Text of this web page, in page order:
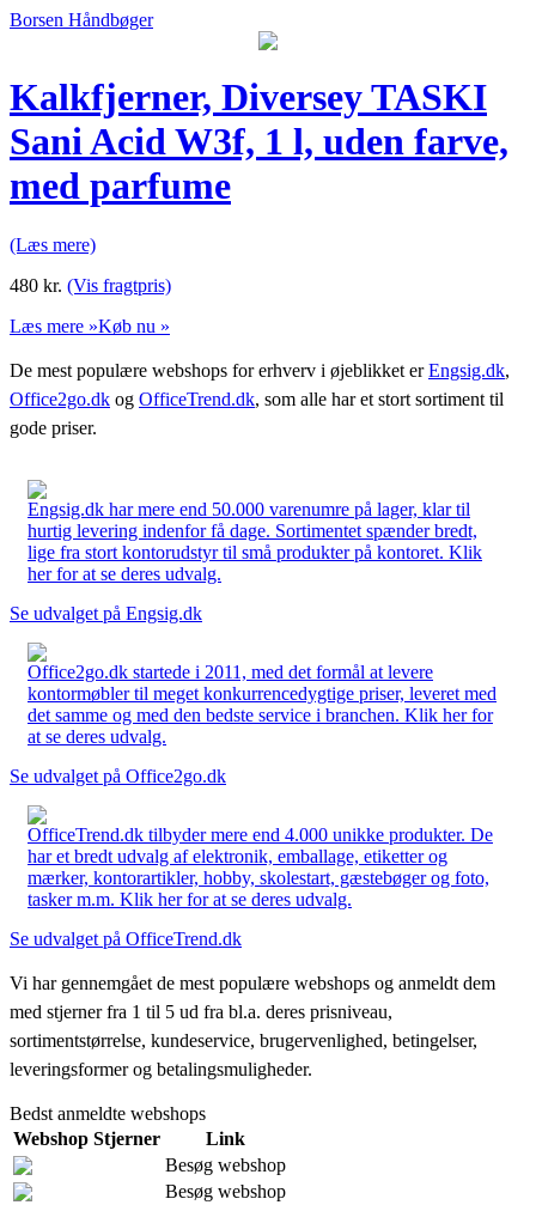
Borsen Håndbøger
Kalkfjerner, Diversey TASKI
Sani Acid W3f, 1 l, uden farve,
med parfume
(Læs mere)
480 kr. (Vis fragtpris)
Læs mere »Køb nu »
De mest populære webshops for erhverv i øjeblikket erEngsig.dk,
Office2go.dk og OfficeTrend.dk, som alle har et stort sortiment til
gode priser.
Engsig.dk har mere end 50.000 varenumre på lager, klar til
hurtig levering indenfor få dage. Sortimentet spænder bredt,
lige fra stort kontorudstyr til små produkter på kontoret. Klik
her for at se deres udvalg.
Se udvalget på Engsig.dk
Office2go.dk startede i 2011, med det formål at levere
kontormøbler til meget konkurrencedygtige priser, leveret med
det samme og med den bedste service i branchen. Klik her for
at se deres udvalg.
Se udvalget på Office2go.dk
OfficeTrend.dk tilbyder mere end 4.000 unikke produkter. De
har et bredt udvalg af elektronik, emballage, etiketter og
mærker, kontorartikler, hobby, skolestart, gæstebøger og foto,
tasker m.m. Klik her for at se deres udvalg.
Se udvalget på OfficeTrend.dk
Vi har gennemgået de mest populære webshops og anmeldt dem
med stjerner fra 1 til 5 ud fra bl.a. deres prisniveau,
sortimentstørrelse, kundeservice, brugervenlighed, betingelser,
leveringsformer og betalingsmuligheder.
Bedst anmeldte webshops
Webshop Stjerner
Link
Besøg webshop
Besøg webshop